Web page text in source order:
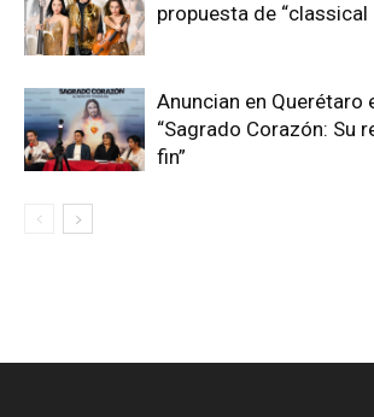
propuesta de “classical
Anuncian en Querétaro
“Sagrado Corazón: Su
fin”